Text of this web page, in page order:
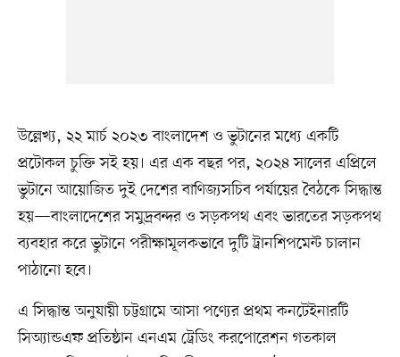
উল্লেখ্য, ২২ মার্চ ২০২৩ বাংলাদেশ ও ভুটানের মধ্যে একটি
প্রটোকল চুক্তি সই হয়। এর এক বছর পর, ২০২৪ সালের এপ্রিলে
ভুটানে আয়োজিত দুই দেশের বাণিজ্যসচিব পর্যায়ের বৈঠকে সিদ্ধান্ত
হয়—বাংলাদেশের সমুদ্রবন্দর ও সড়কপথ এবং ভারতের সড়কপথ
ব্যবহার করে ভুটানে পরীক্ষামূলকভাবে দুটি ট্রানশিপমেন্ট চালান
পাঠানো হবে।
এ সিদ্ধান্ত অনুযায়ী চট্টগ্রামে আসা পণ্যের প্রথম কনটেইনারটি
সিঅ্যান্ডএফ প্রতিষ্ঠান এনএম ট্রেডিং করপোরেশন গতকাল